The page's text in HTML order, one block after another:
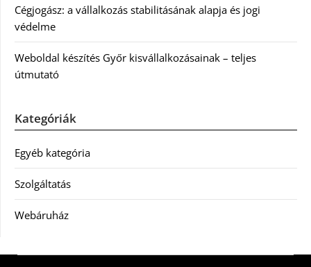
Cégjogász: a vállalkozás stabilitásának alapja és jogi
védelme
Weboldal készítés Győr kisvállalkozásainak – teljes
útmutató
Kategóriák
Egyéb kategória
Szolgáltatás
Webáruház